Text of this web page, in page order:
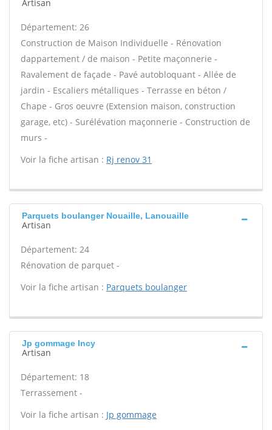
Artisan
Département: 26
Construction de Maison Individuelle - Rénovation
dappartement / de maison - Petite maçonnerie -
Ravalement de façade - Pavé autobloquant - Allée de
jardin - Escaliers métalliques - Terrasse en béton /
Chape - Gros oeuvre (Extension maison, construction
garage, etc) - Surélévation maçonnerie - Construction de
murs -
Voir la fiche artisan : Rj renov 31
Parquets boulanger Nouaille, Lanouaille
Artisan
Département: 24
Rénovation de parquet -
Voir la fiche artisan : Parquets boulanger
Jp gommage Incy
Artisan
Département: 18
Terrassement -
Voir la fiche artisan : Jp gommage